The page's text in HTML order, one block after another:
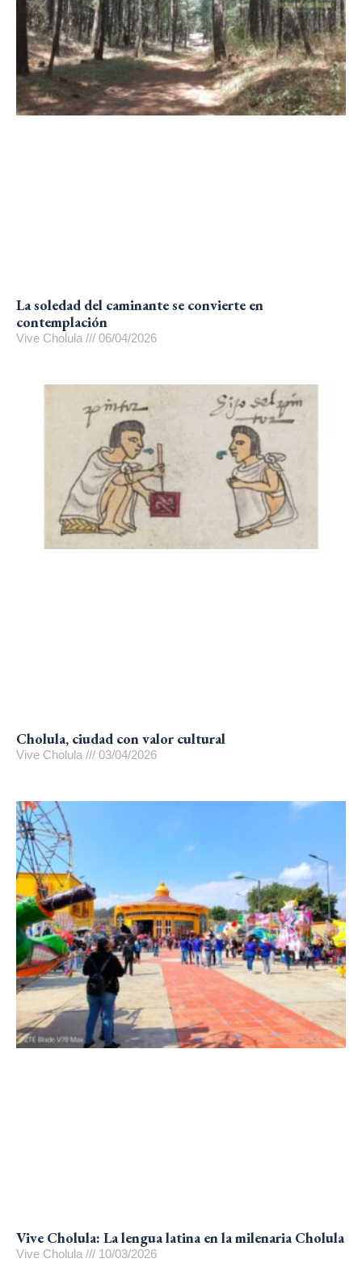
La soledad del caminante se convierte en
contemplación
Vive Cholula 06/04/2026
Cholula, ciudad con valor cultural
Vive Cholula 03/04/2026
Vive Cholula: La lengua latina en la milenaria Cholula
Vive Cholula 10/03/2026